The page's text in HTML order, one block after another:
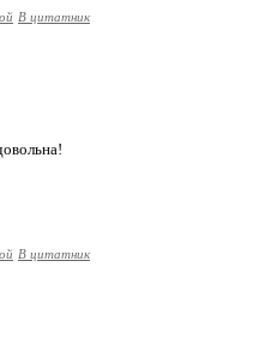
В цитатник
В цитатник